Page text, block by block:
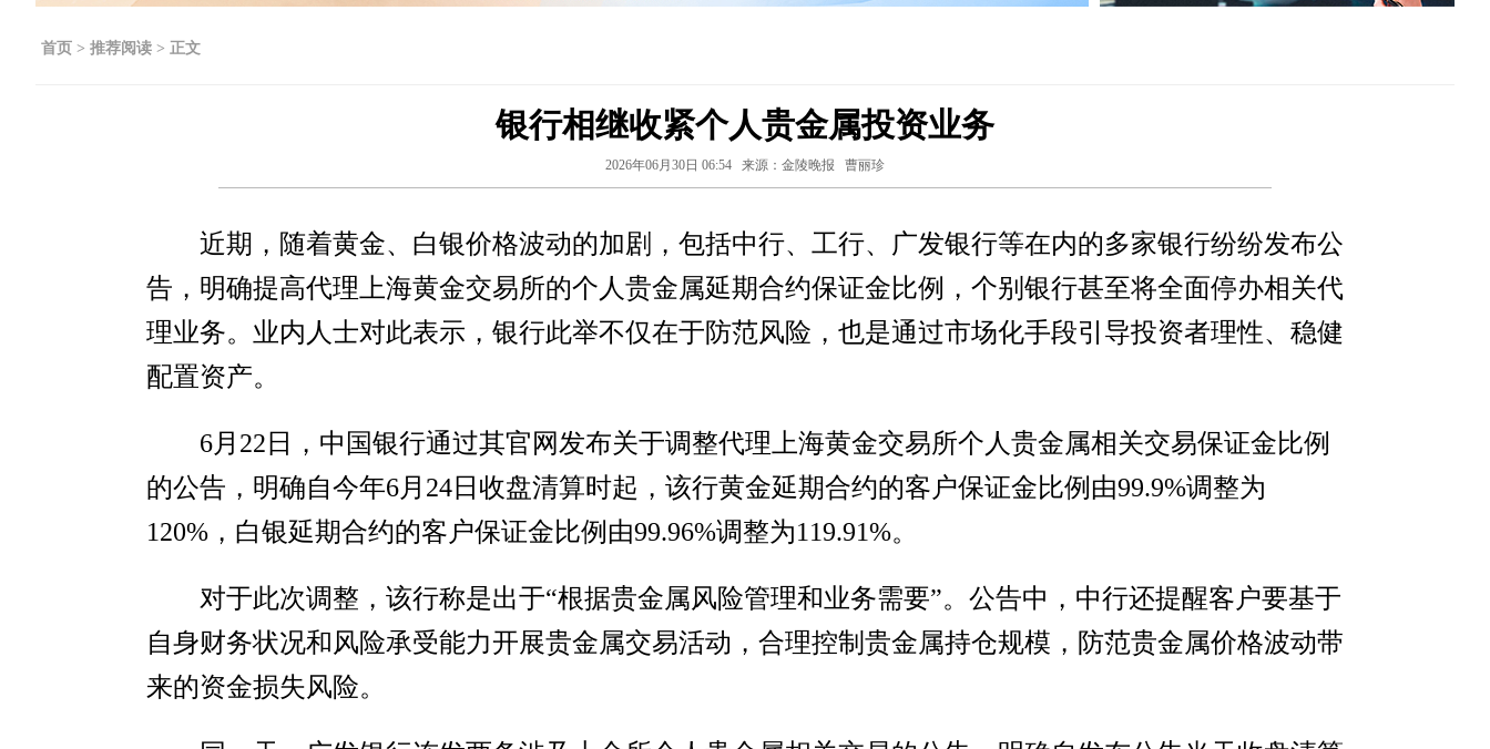
首页 > 推荐阅读 > 正文
银行相继收紧个人贵金属投资业务
2026年06月30日 06:54 来源：金陵晚报 曹丽珍
近期，随着黄金、白银价格波动的加剧，包括中行、工行、广发银行等在内的多家银行纷纷发布公
告，明确提高代理上海黄金交易所的个人贵金属延期合约保证金比例，个别银行甚至将全面停办相关代
理业务。业内人士对此表示，银行此举不仅在于防范风险，也是通过市场化手段引导投资者理性、稳健
配置资产。
6月22日，中国银行通过其官网发布关于调整代理上海黄金交易所个人贵金属相关交易保证金比例
的公告，明确自今年6月24日收盘清算时起，该行黄金延期合约的客户保证金比例由99.9%调整为
120%，白银延期合约的客户保证金比例由99.96%调整为119.91%。
对于此次调整，该行称是出于“根据贵金属风险管理和业务需要”。公告中，中行还提醒客户要基于
自身财务状况和风险承受能力开展贵金属交易活动，合理控制贵金属持仓规模，防范贵金属价格波动带
来的资金损失风险。